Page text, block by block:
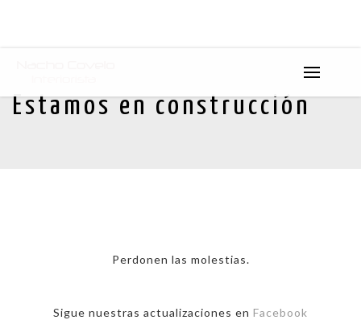
Estamos en construcción
Perdonen las molestias.
Sigue nuestras actualizaciones en Facebook